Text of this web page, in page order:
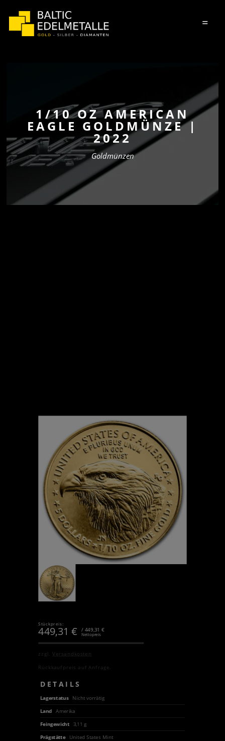
=
1/10 OZ AMERICAN
EAGLE GOLDMÜNZE |
2022
Goldmünzen
Stückpreis:
449,31€ / 449,31 €
Nettopreis
zzgl.Versandkosten
Rückkaufpreis auf Anfrage.
DETAILS
Lagerstatus
Nicht vorrätig
Land
Amerika
Feingewicht
3,11 g
Prägstätte
United States Mint